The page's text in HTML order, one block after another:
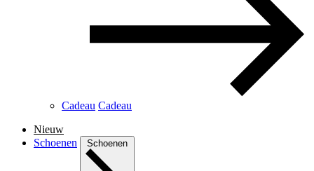
Cadeau Cadeau
Nieuw
Schoenen
Schoenen